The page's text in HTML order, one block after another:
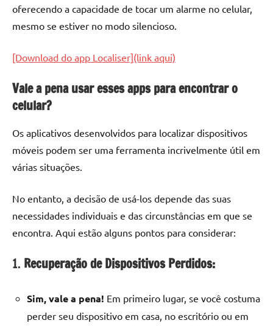
oferecendo a capacidade de tocar um alarme no celular,
mesmo se estiver no modo silencioso.
[Download do app Localiser](link aqui)
Vale a pena usar esses apps para encontrar o
celular?
Os aplicativos desenvolvidos para localizar dispositivos
móveis podem ser uma ferramenta incrivelmente útil em
várias situações.
No entanto, a decisão de usá-los depende das suas
necessidades individuais e das circunstâncias em que se
encontra. Aqui estão alguns pontos para considerar:
1. Recuperação de Dispositivos Perdidos:
Sim, vale a pena! Em primeiro lugar, se você costuma
perder seu dispositivo em casa, no escritório ou em